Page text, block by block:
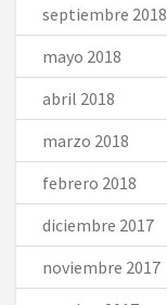
septiembre 2018
mayo 2018
abril 2018
marzo 2018
febrero 2018
diciembre 2017
noviembre 2017